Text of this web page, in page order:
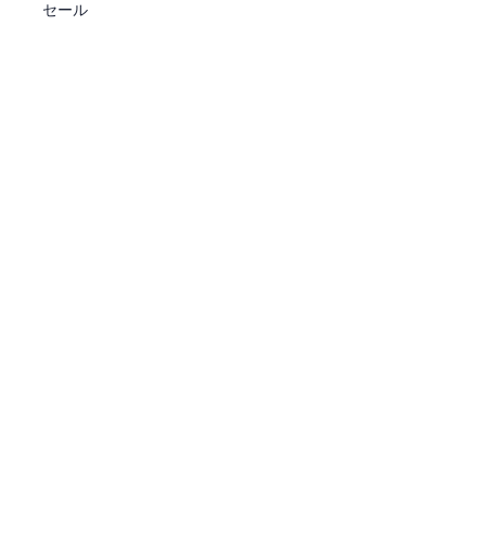
セール